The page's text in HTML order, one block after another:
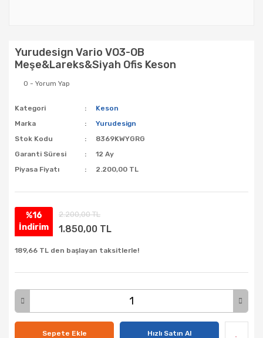
Yurudesign Vario VO3-OB
Meşe&Lareks&Siyah Ofis Keson
0 - Yorum Yap
Kategori
Keson
Marka
Yurudesign
Stok Kodu
8369KWYGRG
Garanti Süresi
12 Ay
Piyasa Fiyatı
2.200,00 TL
%16
İndirim
2.200,00 TL
1.850,00 TL
189,66 TL den başlayan taksitlerle!
Sepete Ekle Hızlı Satın Al